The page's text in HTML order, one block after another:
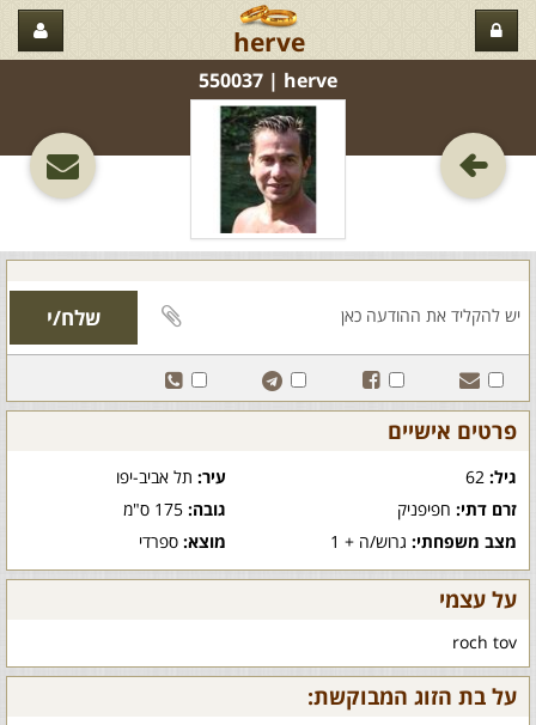
herve
herve‏ | 550037
פרטים אישיים
גיל: עיר:תל אביב-יפו
זרם דתי: חפיפניק גובה:175 ס"מ
מצב משפחתי: גרוש/ה + 1 מוצא:ספרדי
על עצמי
roch tov
על בת הזוג המבוקשת: